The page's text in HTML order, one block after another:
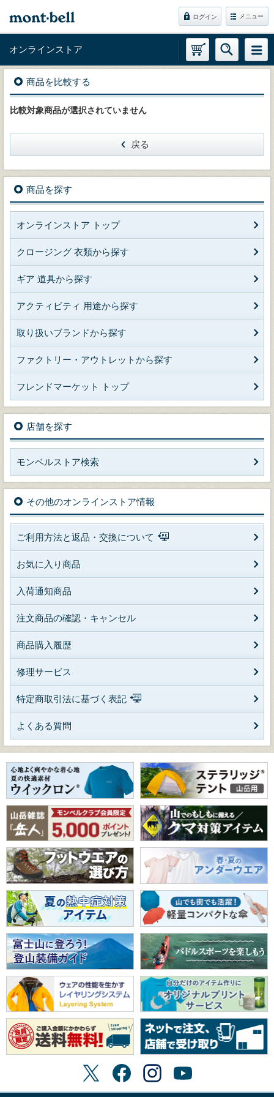
ログイン メニュー
オンラインストア
商品を比較する
比較対象商品が選択されていません
戻る
商品を探す
オンラインストア トップ
クロージング 衣類から探す
ギア 道具から探す
アクティビティ 用途から探す
取り扱いブランドから探す
ファクトリー・アウトレットから探す
フレンドマーケット トップ
店舗を探す
モンベルストア検索
その他のオンラインストア情報
ご利用方法と返品・交換について
お気に入り商品
入荷通知商品
注文商品の確認・キャンセル
商品購入履歴
修理サービス
特定商取引法に基づく表記
よくある質問